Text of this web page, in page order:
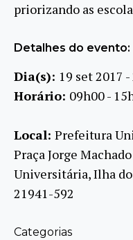
priorizando as
Detalhes do evento:
Dia(s): 19 set 2017
Horário: 09h00 -
Local: Prefeitura
Praça Jorge
Universitária, Ilha do
21941-592
Categorias